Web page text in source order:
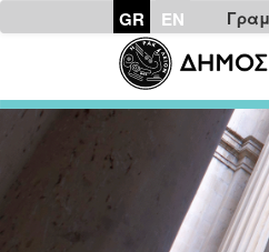
GR EN